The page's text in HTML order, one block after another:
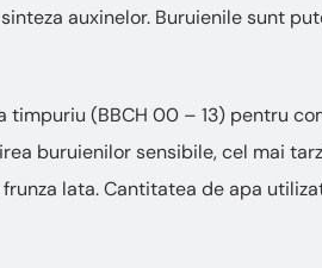
auxinelor. Buruienile sunt
(BBCH 00 – 13) pentru
buruienilor sensibile, cel mai
lata. Cantitatea de apa